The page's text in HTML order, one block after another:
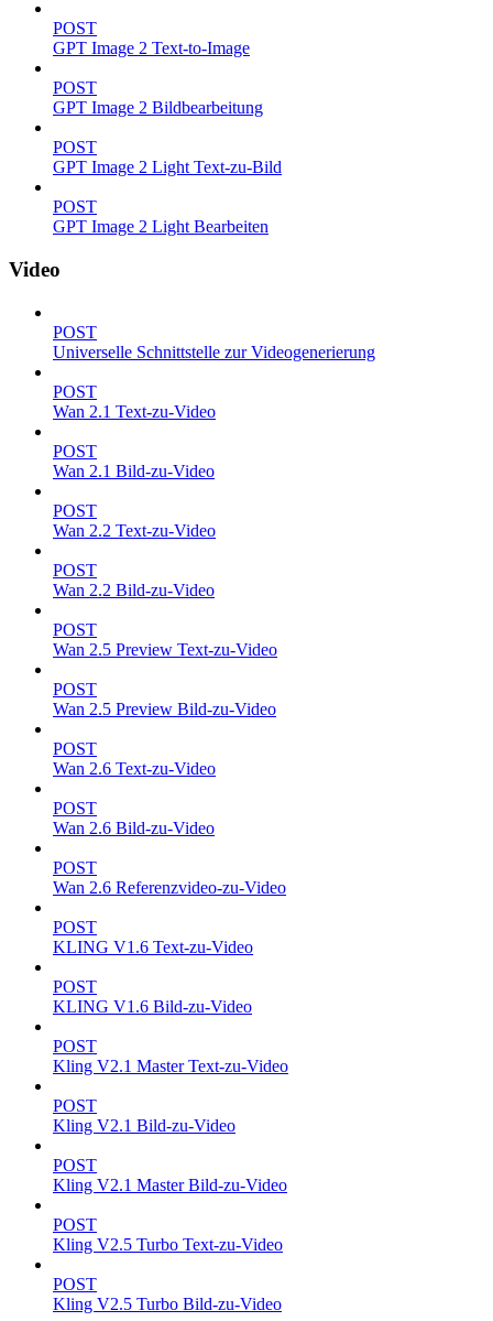
POST
GPT Image 2 Text-to-Image
POST
GPT Image 2 Bildbearbeitung
POST
GPT Image 2 Light Text-zu-Bild
POST
GPT Image 2 Light Bearbeiten
Video
POST
Universelle Schnittstelle zur Videogenerierung
POST
Wan 2.1 Text-zu-Video
POST
Wan 2.1 Bild-zu-Video
POST
Wan 2.2 Text-zu-Video
POST
Wan 2.2 Bild-zu-Video
POST
Wan 2.5 Preview Text-zu-Video
POST
Wan 2.5 Preview Bild-zu-Video
POST
Wan 2.6 Text-zu-Video
POST
Wan 2.6 Bild-zu-Video
POST
Wan 2.6 Referenzvideo-zu-Video
POST
KLING V1.6 Text-zu-Video
POST
KLING V1.6 Bild-zu-Video
POST
Kling V2.1 Master Text-zu-Video
POST
Kling V2.1 Bild-zu-Video
POST
Kling V2.1 Master Bild-zu-Video
POST
Kling V2.5 Turbo Text-zu-Video
POST
Kling V2.5 Turbo Bild-zu-Video